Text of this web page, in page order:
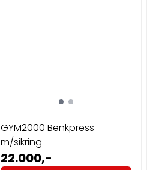
GYM2000 Benkpress
m/sikring
22.000,-